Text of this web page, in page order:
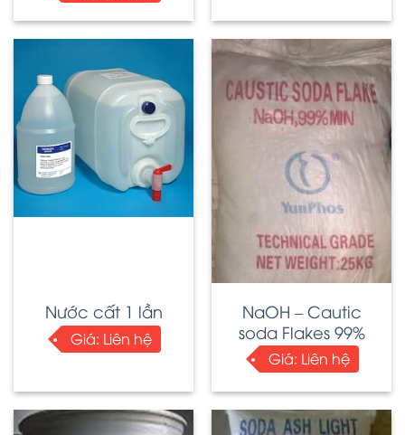
Nước cất 1 lần
Giá: Liên hệ
NaOH – Cautic
soda Flakes 99%
Giá: Liên hệ